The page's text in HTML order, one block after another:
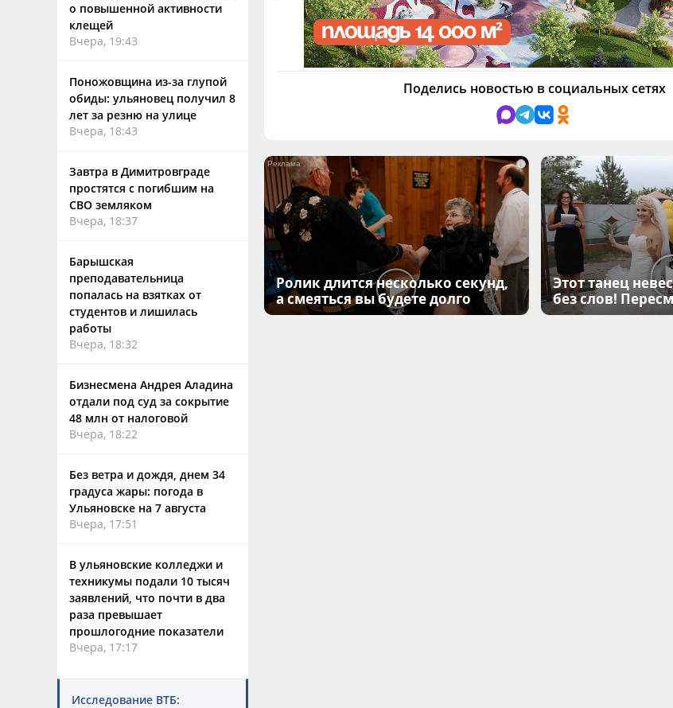
о повышенной активности
клещей
Вчера, 19:43
Поножовщина из-за глупой
обиды: ульяновец получил 8
лет за резню на улице
Вчера, 18:43
Завтра в Димитровграде
простятся с погибшим на
СВО земляком
Вчера, 18:37
Барышская
преподавательница
попалась на взятках от
студентов и лишилась
работы
Вчера, 18:32
Бизнесмена Андрея Аладина
отдали под суд за сокрытие
48 млн от налоговой
Вчера, 18:22
Без ветра и дождя, днем 34
градуса жары: погода в
Ульяновске на 7 августа
Вчера, 17:51
В ульяновские колледжи и
техникумы подали 10 тысяч
заявлений, что почти в два
раза превышает
прошлогодние показатели
Вчера, 17:17
Исследование ВТБ:
Поделись новостью в социальных сетях
i
Ролик длится несколько секунд,
а смеяться вы будете долго
Этот танец
без слов!